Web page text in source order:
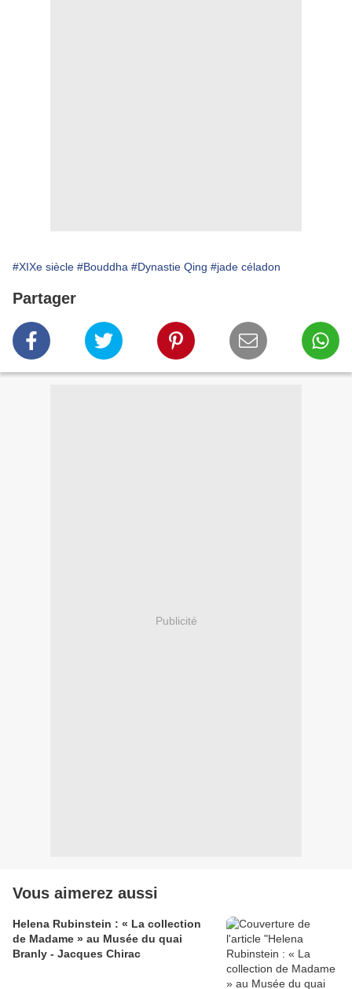
#XIXe siècle #Bouddha #Dynastie Qing #jade céladon
Partager
Publicité
Vous aimerez aussi
Helena Rubinstein : « La collection
de Madame » au Musée du quai
Branly - Jacques Chirac